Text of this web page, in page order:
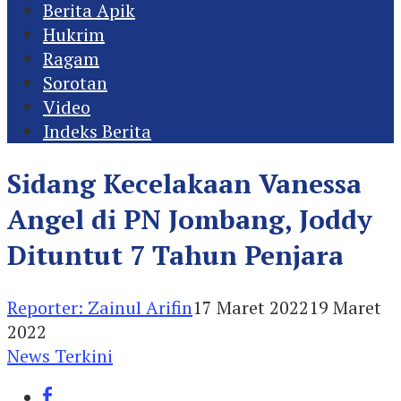
Berita Apik
Hukrim
Ragam
Sorotan
Video
Indeks Berita
Sidang Kecelakaan Vanessa
Angel di PN Jombang, Joddy
Dituntut 7 Tahun Penjara
Reporter: Zainul Arifin17 Maret 202219 Maret
2022
News Terkini